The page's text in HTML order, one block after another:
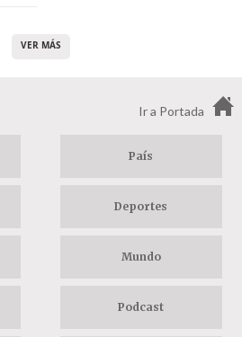
VER MÁS
Ir a Portada
País
Deportes
Mundo
Podcast